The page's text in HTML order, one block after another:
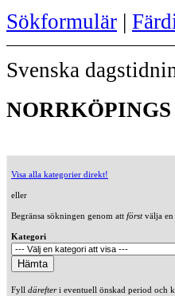
Sökformulär |
Svenska
Visa alla kategorier direkt!
eller
Begränsa sökningen genom att förstvälja en
Kategori
Fyll därefteri eventuell önskad period och